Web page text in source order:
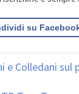
su
e Colledani sul